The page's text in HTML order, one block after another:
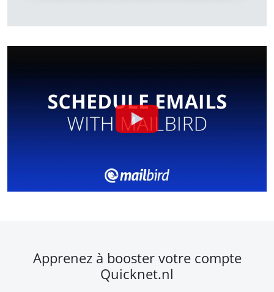
Apprenez à booster votre compte
Quicknet.nl